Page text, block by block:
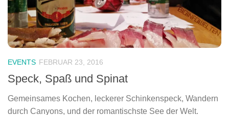
EVENTS FEBRUAR 23, 2016
Speck, Spaß und Spinat
Gemeinsames Kochen, leckerer Schinkenspeck, Wandern
durch Canyons, und der romantischste See der Welt.